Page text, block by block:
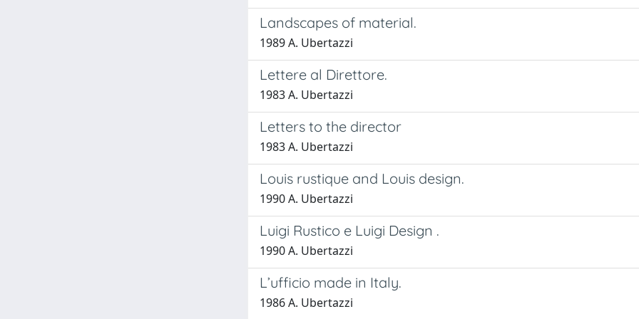
Landscapes of material.
1989 A. Ubertazzi
Lettere al Direttore.
1983 A. Ubertazzi
Letters to the director
1983 A. Ubertazzi
Louis rustique and Louis design.
1990 A. Ubertazzi
Luigi Rustico e Luigi Design .
1990 A. Ubertazzi
L’ufficio made in Italy.
1986 A. Ubertazzi